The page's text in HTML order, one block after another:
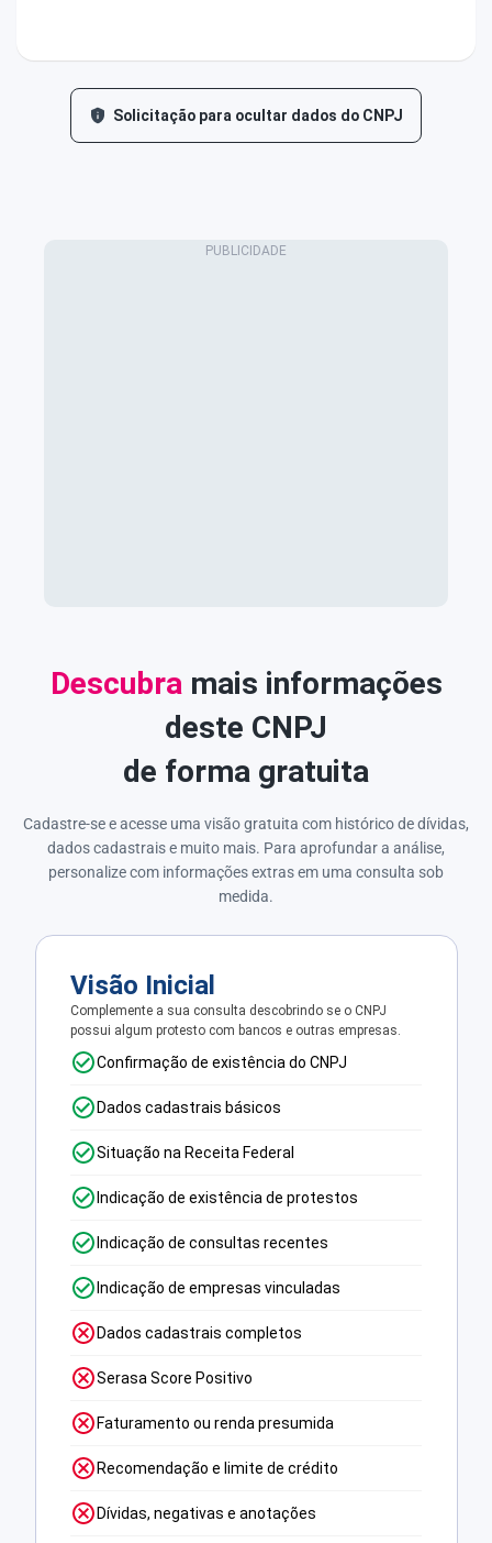
Solicitação para ocultar dados do CNPJ
Descubra mais informações
deste CNPJ
de forma gratuita
Cadastre-se e acesse uma visão gratuita com histórico de dívidas,
dados cadastrais e muito mais. Para aprofundar a análise,
personalize com informações extras em uma consulta sob
medida.
Visão Inicial
Complemente a sua consulta descobrindo se o CNPJ
possui algum protesto com bancos e outras empresas.
Confirmação de existência do CNPJ
Dados cadastrais básicos
Situação na Receita Federal
Indicação de existência de protestos
Indicação de consultas recentes
Indicação de empresas vinculadas
Dados cadastrais completos
Serasa Score Positivo
Faturamento ou renda presumida
Recomendação e limite de crédito
Dívidas, negativas e anotações